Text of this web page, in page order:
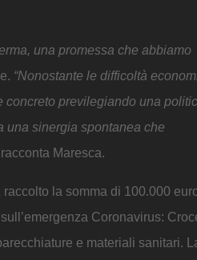
una promessa che abbiamo
“Nonostante le difficoltà
previlegiando una
una sinergia spontanea che
Maresca.
la somma di 100.000
Coronavirus:
e materiali sanitari.